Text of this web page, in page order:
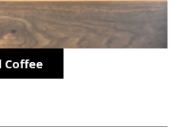
Coffee